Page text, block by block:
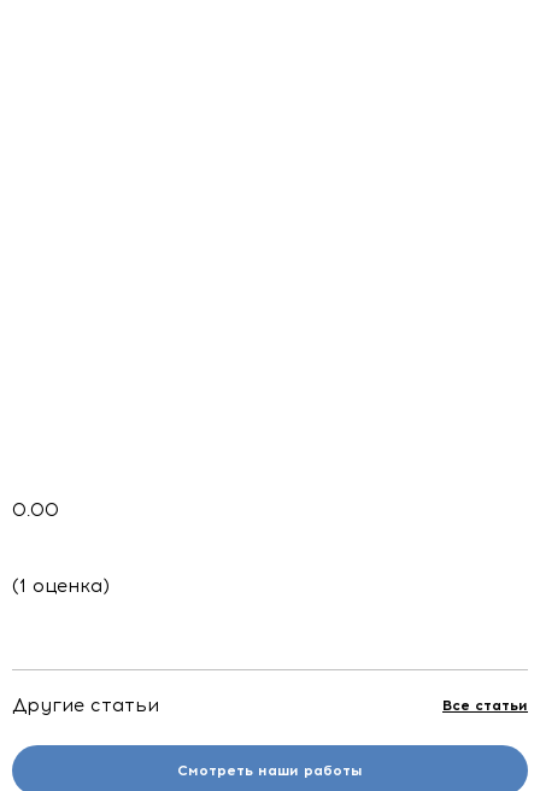
0.00
(1 оценка)
Другие статьи Все статьи
Смотреть наши работы